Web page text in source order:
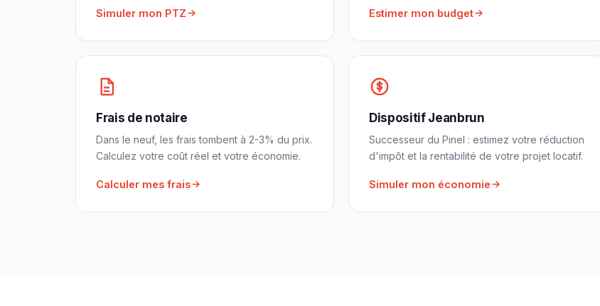
Simuler mon PTZ Estimer mon budget
Frais de notaire
Dans le neuf, les frais tombent à 2-3% du prix.
Calculez votre coût réel et votre économie.
Calculer mes frais
Dispositif Jeanbrun
Successeur du Pinel : estimez votre réduction
d'impôt et la rentabilité de votre projet locatif.
Simuler mon économie